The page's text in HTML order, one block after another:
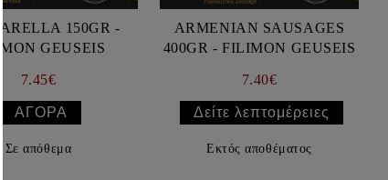
150GR -
GEUSEIS
7.45€
Σε απόθεμα
ARMENIAN SAUSAGES
400GR - FILIMON GEUSEIS
7.40€
Δείτε λεπτομέρειες
Εκτός αποθέματος